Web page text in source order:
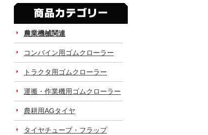
農業機械関連
コンバイン用ゴムクローラー
トラクタ用ゴムクローラー
運搬・作業機用ゴムクローラー
農耕用AGタイヤ
タイヤチューブ・フラップ